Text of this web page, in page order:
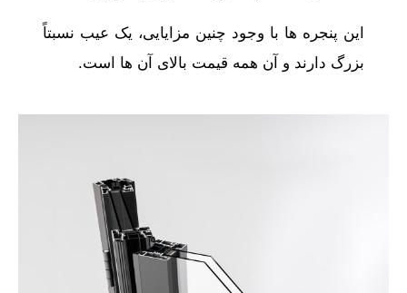
این پنجره‌ ها با وجود چنین مزایایی، یک عیب نسبتاً
بزرگ دارند و آن همه قیمت بالای آن ‌ها است.